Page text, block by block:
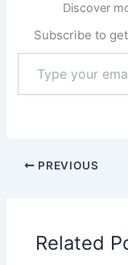
Discover
Subscribe to
PREVIOUS
Related